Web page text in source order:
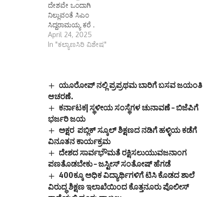
ದೇಶವೇ ಒಂದಾಗಿ
ನಿಲ್ಲುವಂತೆ ಸಿಎಂ
ಸಿದ್ದರಾಮಯ್ಯ ಕರೆ .
April 24, 2025
In "ಕಲ್ಯಾಣಸಿರಿ ವಿಶೇಷ"
ಯೂರೋಪ್ ನಲ್ಲಿ ಪ್ರಪ್ರಥಮ ಬಾರಿಗೆ ಬಸವ ಜಯಂತಿ
ಆಚರಣೆ.
ಕರ್ನಾಟಕ| ಸ್ಥಳೀಯ ಸಂಸ್ಥೆಗಳ ಚುನಾವಣೆ – ಬಿಜೆಪಿಗೆ
ಭರ್ಜರಿ ಜಯ
ಅಕ್ಷರ ಪಬ್ಲಿಕ್ ಸ್ಕೂಲ್ ಶಿಕ್ಷಣದ ನಡಿಗೆ ಹಳ್ಳಿಯ ಕಡೆಗೆ
ವಿನೂತನ ಕಾರ್ಯಕ್ರಮ
ದೇಶದ ಸಾರ್ವಭೌಮತೆ ರಕ್ಷಿಸಲುಯುವಜನಾಂಗ
ಪಣತೊಡಬೇಕು – ಜಸ್ಟೀಸ್ ಸಂತೋಷ್ ಹೆಗಡೆ
400ಕ್ಕೂ ಅಧಿಕ ವಿದ್ಯಾರ್ಥಿಗಳಿಗೆ ಟಿಸಿ ಕೊಡದ ಶಾಲೆ
ವಿರುದ್ಧ ಶಿಕ್ಷಣ ಇಲಾಖೆಯಿಂದ ಕೊತ್ತನೂರು ಪೊಲೀಸ್